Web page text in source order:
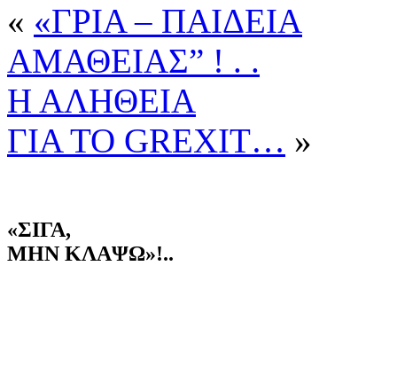
« «ΓΡΙΑ – ΠΑΙΔΕΙΑ
ΑΜΑΘΕΙΑΣ” ! . .
Η ΑΛΗΘΕΙΑ
ΓΙΑ ΤΟ GREXIT… »
«ΣΙΓΑ,
ΜΗΝ ΚΛΑΨΩ»!..